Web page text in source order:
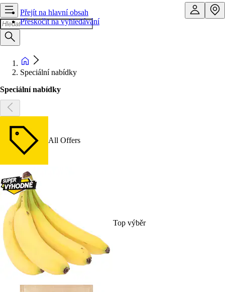
Přejít na hlavní obsah
Přeskočit na vyhledávání
Speciální nabídky
Speciální nabídky
All Offers
Top výběr